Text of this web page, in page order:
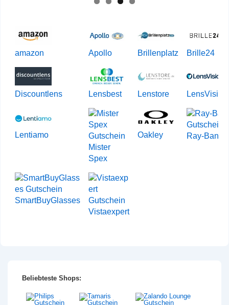
amazon Apollo Brillenplatz Brille24
Discountlens Lensbest Lenstore LensVision
Lentiamo
Mister
Spex
Oakley Ray-Ban
SmartBuyGlasses
Vistaexpert
Beliebteste Shops: